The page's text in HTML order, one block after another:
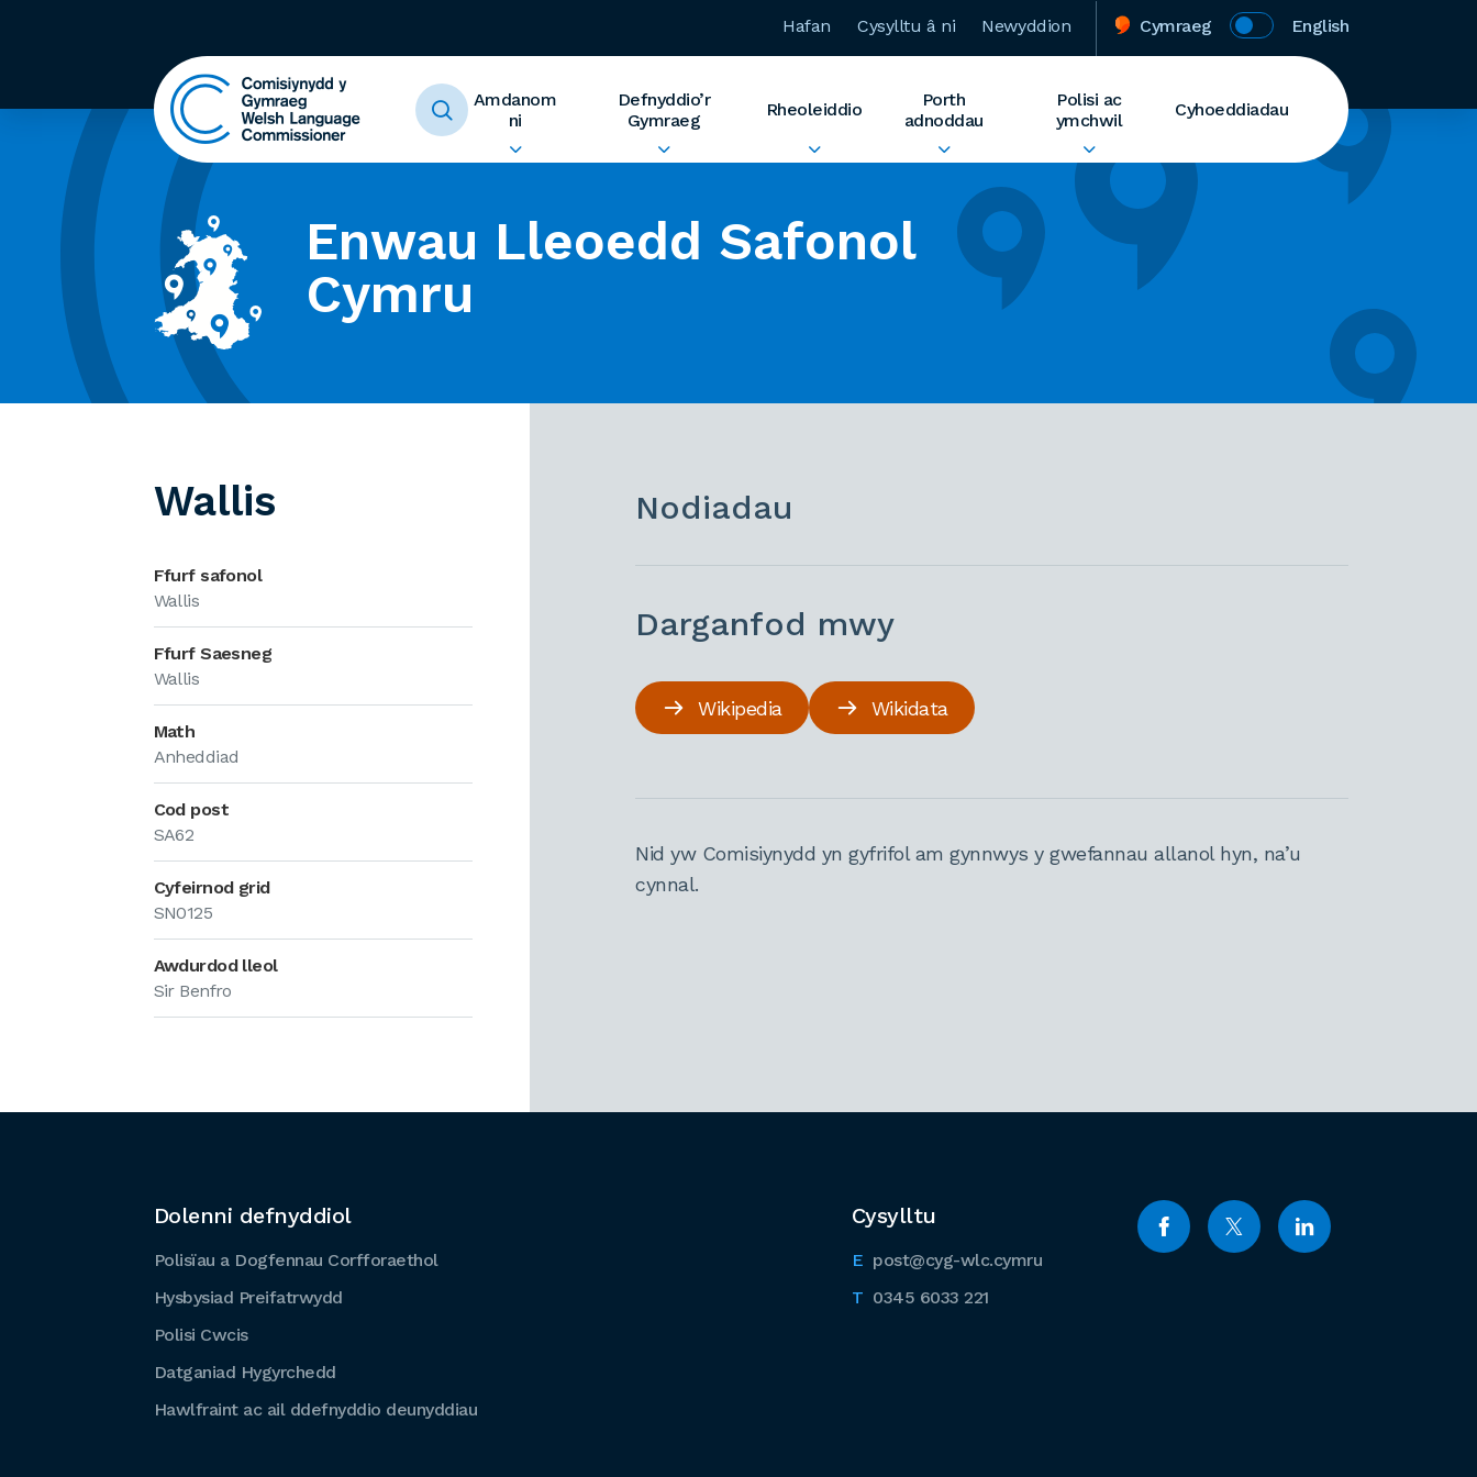
Hafan Cysylltu â ni Newyddion Cymraeg English
Amdanom
ni
Defnyddio’r
Gymraeg
Rheoleiddio
Porth
adnoddau
Polisi ac
ymchwil
Cyhoeddiadau
Enwau Lleoedd Safonol
Cymru
Wallis
Ffurf safonol
Wallis
Ffurf Saesneg
Wallis
Math
Anheddiad
Cod post
SA62
Cyfeirnod grid
SN0125
Awdurdod lleol
Sir Benfro
Nodiadau
Darganfod mwy
Wikipedia Wikidata
Nid yw Comisiynydd yn gyfrifol am gynnwys y gwefannau allanol hyn, na’u
cynnal.
Cysylltu
post@cyg-wlc.cymru
0345 6033 221
Dolenni defnyddiol
Polisïau a Dogfennau Corfforaethol
Hysbysiad Preifatrwydd
Polisi Cwcis
Datganiad Hygyrchedd
Hawlfraint ac ail ddefnyddio deunyddiau